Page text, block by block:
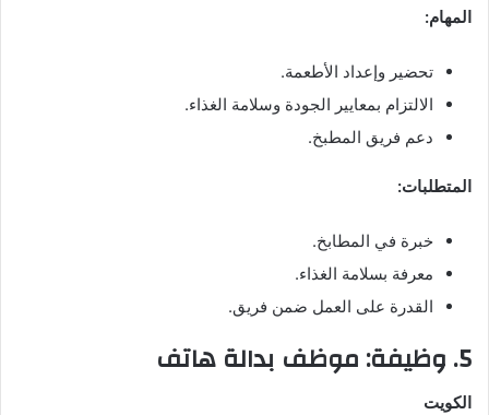
المهام:
تحضير وإعداد الأطعمة.
الالتزام بمعايير الجودة وسلامة الغذاء.
دعم فريق المطبخ.
المتطلبات:
خبرة في المطابخ.
معرفة بسلامة الغذاء.
القدرة على العمل ضمن فريق.
5. وظيفة: موظف بدالة هاتف
الكويت